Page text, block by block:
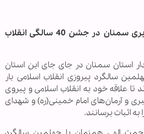
خروش مردم دیار کویری سمنان در جشن 40 سالگی انقلاب
استان سمنان در جای جای این استان
سالگرد پیروزی انقلاب اسلامی بار
تا علاقه خود به انقلاب اسلامی و پیروی
و آرمان‌های امام خمینی(ره) و شهدای
به اثبات برسانند.